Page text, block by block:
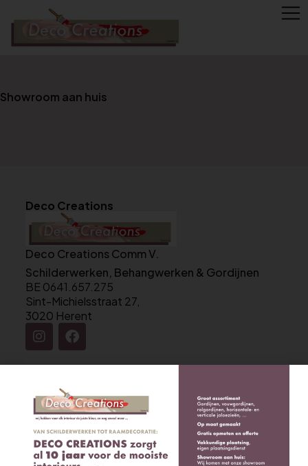
Showroom aan huis
Deco Creations
Deco Creations Comm V.
Schilderwerken, Behangwerken & Gordijnen
BE 0641.657.275
Sint-Michielsstraat 27,
3020 Herent
Contact
info@decocreations.be
Geef ons een Google Beoordeling
Navigatie
Home